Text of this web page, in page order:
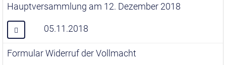
Hauptversammlung am 12. Dezember 2018
05.11.2018
Formular Widerruf der Vollmacht